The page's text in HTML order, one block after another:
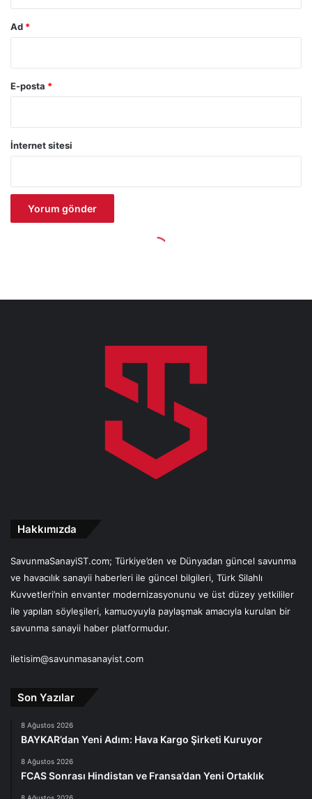
Hakkımızda
SavunmaSanayiST.com; Türkiye’den ve Dünyadan güncel savunma
ve havacılık sanayii haberleri ile güncel bilgileri, Türk Silahlı
Kuvvetleri’nin envanter modernizasyonunu ve üst düzey yetkililer
ile yapılan söyleşileri, kamuoyuyla paylaşmak amacıyla kurulan bir
savunma sanayii haber platformudur.
iletisim@savunmasanayist.com
Son Yazılar
8 Ağustos 2026
BAYKAR’dan Yeni Adım: Hava Kargo Şirketi Kuruyor
8 Ağustos 2026
FCAS Sonrası Hindistan ve Fransa’dan Yeni Ortaklık